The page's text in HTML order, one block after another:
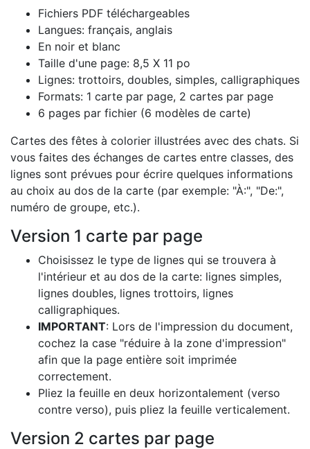
Fichiers PDF téléchargeables
Langues: français, anglais
En noir et blanc
Taille d'une page: 8,5 X 11 po
Lignes: trottoirs, doubles, simples, calligraphiques
Formats: 1 carte par page, 2 cartes par page
6 pages par fichier (6 modèles de carte)
Cartes des fêtes à colorier illustrées avec des chats. Si
vous faites des échanges de cartes entre classes, des
lignes sont prévues pour écrire quelques informations
au choix au dos de la carte (par exemple: "À:", "De:",
numéro de groupe, etc.).
Version 1 carte par page
Choisissez le type de lignes qui se trouvera à
l'intérieur et au dos de la carte: lignes simples,
lignes doubles, lignes trottoirs, lignes
calligraphiques.
IMPORTANT: Lors de l'impression du document,
cochez la case "réduire à la zone d'impression"
afin que la page entière soit imprimée
correctement.
Pliez la feuille en deux horizontalement (verso
contre verso), puis pliez la feuille verticalement.
Version 2 cartes par page